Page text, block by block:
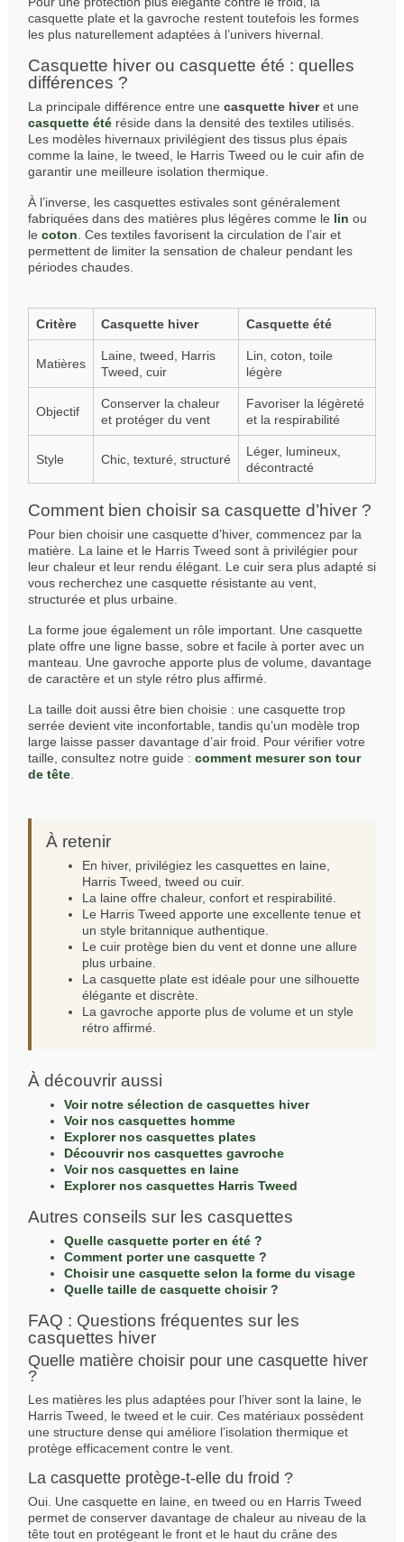
casquette plate et la gavroche restent toutefois les formes
les plus naturellement adaptées à l’univers hivernal.
Casquette hiver ou casquette été : quelles
différences ?
La principale différence entre une casquette hiveret une
casquette été réside dans la densité des textiles utilisés.
Les modèles hivernaux privilégient des tissus plus épais
comme la laine, le tweed, le Harris Tweed ou le cuir afin de
garantir une meilleure isolation thermique.
À l’inverse, les casquettes estivales sont généralement
fabriquées dans des matières plus légères comme le lin ou
le coton . Ces textiles favorisent la circulation de l’air et
permettent de limiter la sensation de chaleur pendant les
périodes chaudes.
Critère Casquette hiver Casquette été
Matières
Laine, tweed, Harris
Tweed, cuir
Lin, coton, toile
légère
Objectif
Conserver la chaleur
et protéger du vent
Favoriser la légèreté
et la respirabilité
Style Chic, texturé, structuré
Léger, lumineux,
décontracté
Comment bien choisir sa casquette d’hiver ?
Pour bien choisir une casquette d’hiver, commencez par la
matière. La laine et le Harris Tweed sont à privilégier pour
leur chaleur et leur rendu élégant. Le cuir sera plus adapté si
vous recherchez une casquette résistante au vent,
structurée et plus urbaine.
La forme joue également un rôle important. Une casquette
plate offre une ligne basse, sobre et facile à porter avec un
manteau. Une gavroche apporte plus de volume, davantage
de caractère et un style rétro plus affirmé.
La taille doit aussi être bien choisie : une casquette trop
serrée devient vite inconfortable, tandis qu’un modèle trop
large laisse passer davantage d’air froid. Pour vérifier votre
taille, consultez notre guide : comment mesurer son tour
de tête
À retenir
En hiver, privilégiez les casquettes en laine,
Harris Tweed, tweed ou cuir.
La laine offre chaleur, confort et respirabilité.
Le Harris Tweed apporte une excellente tenue et
un style britannique authentique.
Le cuir protège bien du vent et donne une allure
plus urbaine.
La casquette plate est idéale pour une silhouette
élégante et discrète.
La gavroche apporte plus de volume et un style
rétro affirmé.
À découvrir aussi
Voir notre sélection de casquettes hiver
Voir nos casquettes homme
Explorer nos casquettes plates
Découvrir nos casquettes gavroche
Voir nos casquettes en laine
Explorer nos casquettes Harris Tweed
Autres conseils sur les casquettes
Quelle casquette porter en été ?
Comment porter une casquette ?
Choisir une casquette selon la forme du visage
Quelle taille de casquette choisir ?
FAQ : Questions fréquentes sur les
casquettes hiver
Quelle matière choisir pour une casquette hiver
?
Les matières les plus adaptées pour l’hiver sont la laine, le
Harris Tweed, le tweed et le cuir. Ces matériaux possèdent
une structure dense qui améliore l’isolation thermique et
protège efficacement contre le vent.
La casquette protège-t-elle du froid ?
Oui. Une casquette en laine, en tweed ou en Harris Tweed
permet de conserver davantage de chaleur au niveau de la
tête tout en protégeant le front et le haut du crâne des